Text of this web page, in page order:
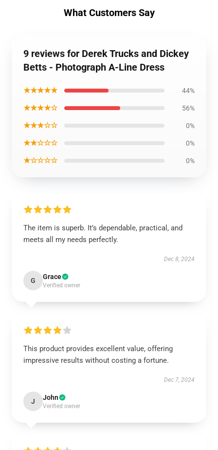
What Customers Say
9 reviews for Derek Trucks and Dickey
Betts - Photograph A-Line Dress
★★★★★ 44%
★★★★☆ 56%
★★★☆☆ 0%
★★☆☆☆ 0%
★☆☆☆☆ 0%
The item is superb. It’s dependable, practical, and
meets all my needs perfectly.
Dec 8, 2024
G Grace
Verified owner
This product provides excellent value, offering
impressive results without costing a fortune.
Dec 7, 2024
J John
Verified owner